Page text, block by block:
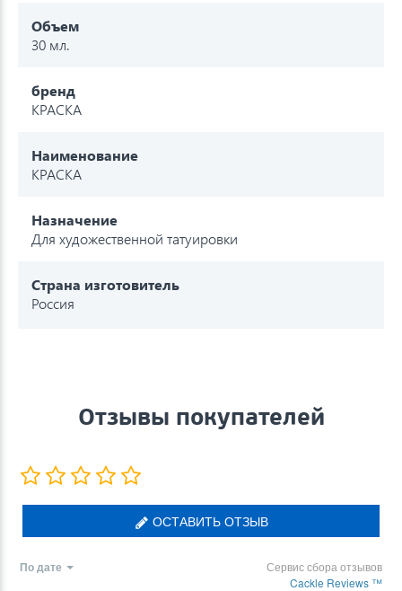
Объем
30 мл.
бренд
КРАСКА
Наименование
КРАСКА
Назначение
Для художественной татуировки
Страна изготовитель
Россия
Отзывы покупателей
ОСТАВИТЬ ОТЗЫВ
По дате
Сервис сбора отзывов
Cackle Reviews ™